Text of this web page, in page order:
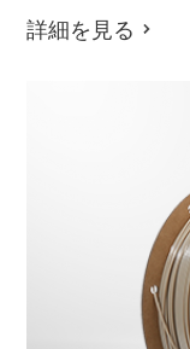
詳細を見る